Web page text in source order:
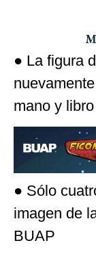
● La figura
mano y libro
● Sólo
imagen de
BUAP